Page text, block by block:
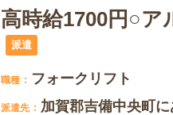
高時給1700円○ア
派遣
職種 フォークリフト
派遣先 加賀郡吉備中央町